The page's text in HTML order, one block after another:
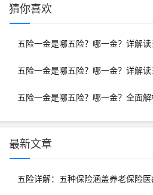
猜你喜欢
五险一金是哪五险？哪一金？详解
五险一金是哪五险？哪一金？全面
最新文章
五险详解：五种保险涵盖养老保险